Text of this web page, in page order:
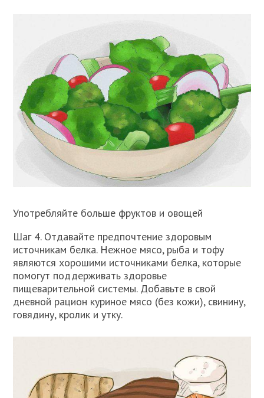
Употребляйте больше фруктов и овощей
Шаг 4. Отдавайте предпочтение здоровым
источникам белка. Нежное мясо, рыба и тофу
являются хорошими источниками белка, которые
помогут поддерживать здоровье
пищеварительной системы. Добавьте в свой
дневной рацион куриное мясо (без кожи), свинину,
говядину, кролик и утку.